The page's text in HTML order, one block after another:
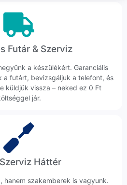
Futár & Szerviz
a készülékért. Garanciális
a futárt, bevizsgáljuk a telefont, és
küldjük vissza – neked ez 0 Ft
jár.
Háttér
hanem szakemberek is vagyunk.